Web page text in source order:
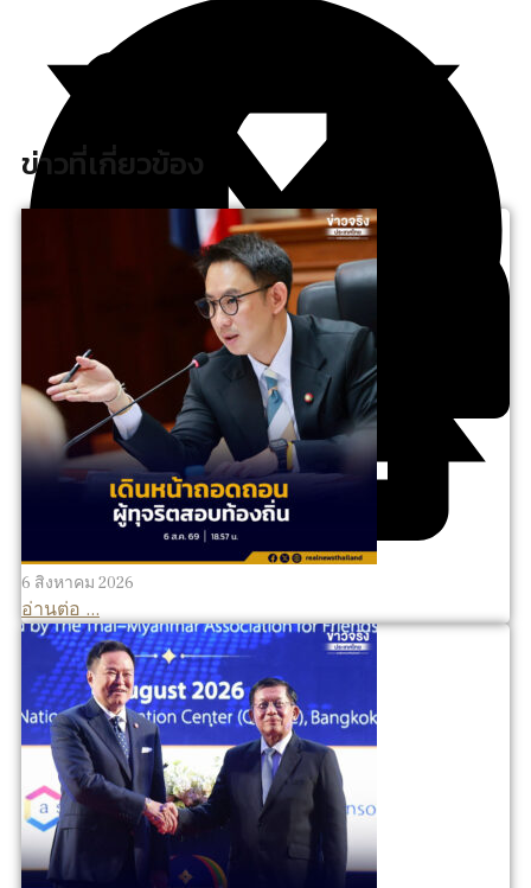
ข่าวที่เกี่ยวข้อง
6 สิงหาคม 2026
อ่านต่อ ...